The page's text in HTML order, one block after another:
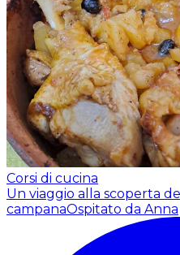
Corsi di cucina
Un viaggio alla scoperta
campanaOspitato da Anna